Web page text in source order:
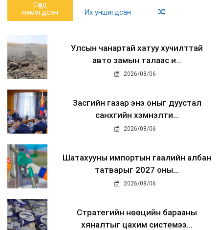
Сүүлд
нэмэгдсэн
Их уншигдсан
Улсын чанартай хатуу хучилттай
авто замын талаас и...
2026/08/06
Засгийн газар энэ оныг дуустал
санхүүгийн хэмнэлти...
2026/08/06
Шатахууны импортын гаалийн албан
татварыг 2027 оны...
2026/08/06
Стратегийн нөөцийн барааны
хяналтыг цахим системээ...